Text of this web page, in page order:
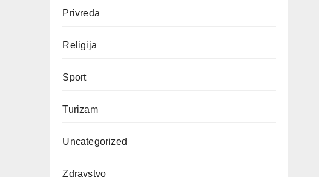
Privreda
Religija
Sport
Turizam
Uncategorized
Zdravstvo